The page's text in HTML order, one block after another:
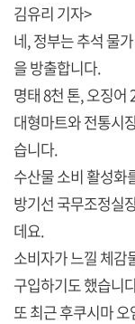
김유리 기자>
네, 정부는 추석 물
을 방출합니다.
명태 8천 톤, 오징어
대형마트와 전통시
습니다.
수산물 소비 활성화
방기선 국무조정실
데요.
소비자가 느낄 체감
구입하기도 했습니
또 최근 후쿠시마